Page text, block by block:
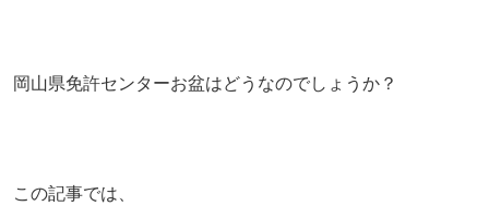
岡山県免許センターお盆はどうなのでしょうか？
この記事では、